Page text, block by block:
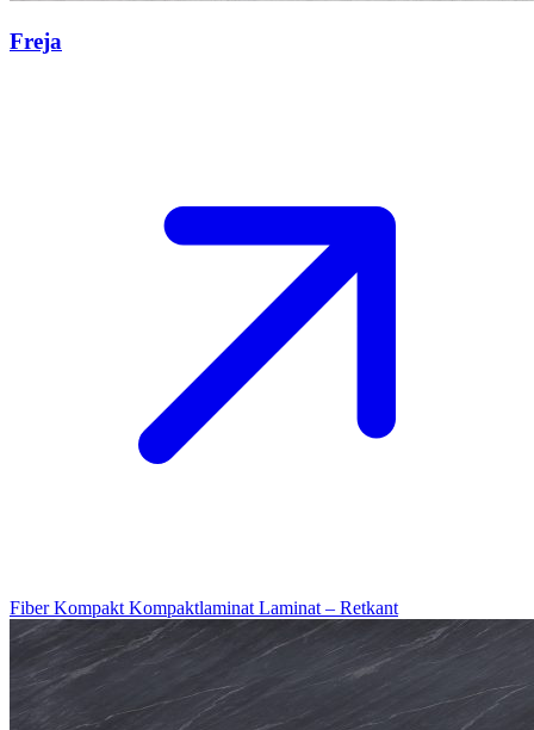
Freja
Fiber Kompakt Kompaktlaminat Laminat – Retkant